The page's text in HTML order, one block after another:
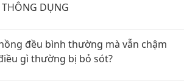
DỤNG
đều bình thường mà vẫn chậm
gì thường bị bỏ sót?